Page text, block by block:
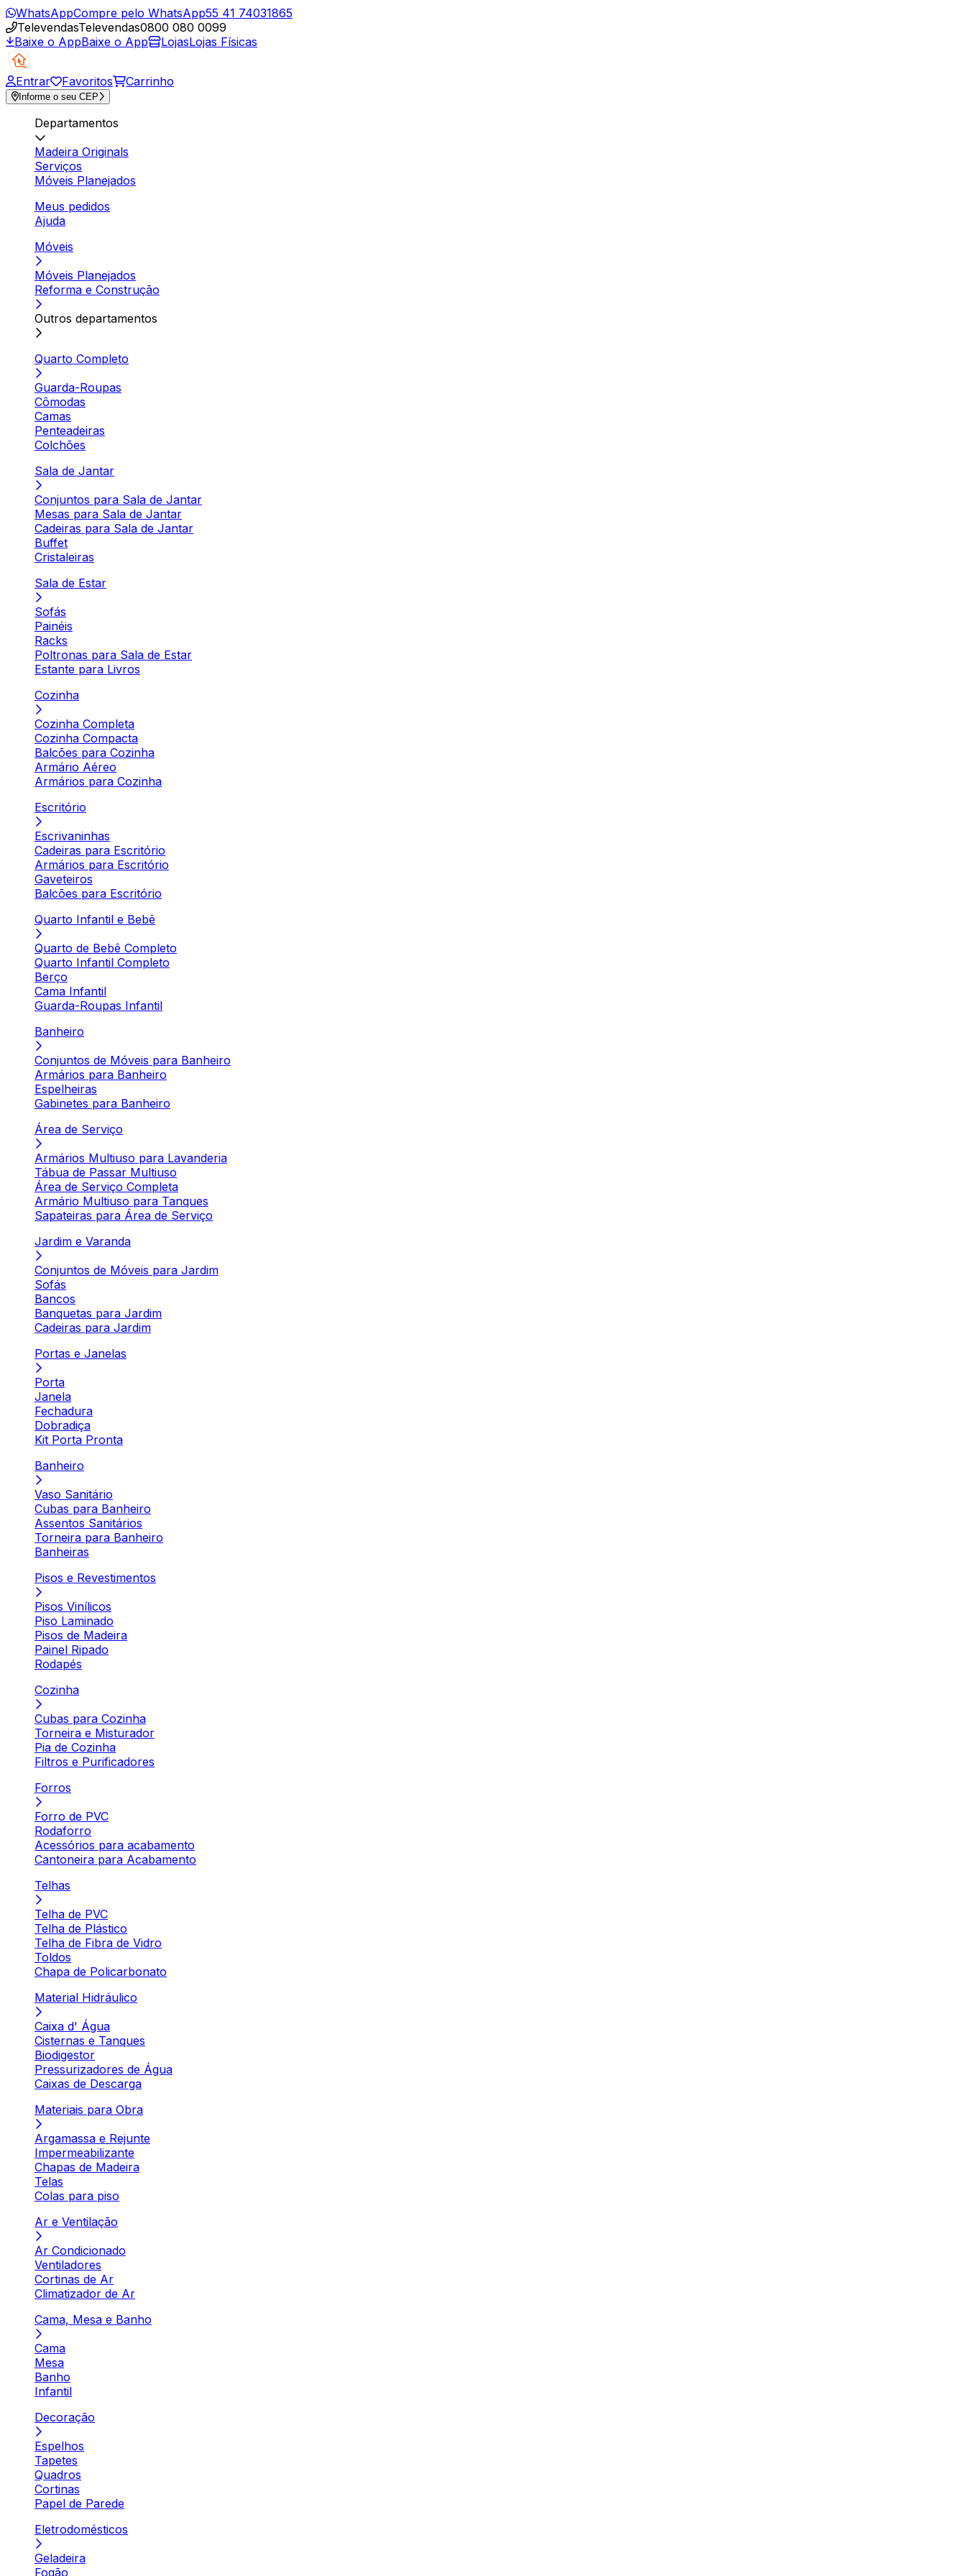
WhatsAppCompre pelo WhatsApp55 41 74031865
TelevendasTelevendas0800 080 0099
Baixe o AppBaixe o App LojasLojas Físicas
Entrar Favoritos Carrinho
Informe o seu CEP
Departamentos
Madeira Originals
Serviços
Móveis Planejados
Meus pedidos
Ajuda
Móveis
Móveis Planejados
Reforma e Construção
Outros departamentos
Quarto Completo
Guarda-Roupas
Cômodas
Camas
Penteadeiras
Colchões
Sala de Jantar
Conjuntos para Sala de Jantar
Mesas para Sala de Jantar
Cadeiras para Sala de Jantar
Buffet
Cristaleiras
Sala de Estar
Sofás
Painéis
Racks
Poltronas para Sala de Estar
Estante para Livros
Cozinha
Cozinha Completa
Cozinha Compacta
Balcões para Cozinha
Armário Aéreo
Armários para Cozinha
Escritório
Escrivaninhas
Cadeiras para Escritório
Armários para Escritório
Gaveteiros
Balcões para Escritório
Quarto Infantil e Bebê
Quarto de Bebê Completo
Quarto Infantil Completo
Berço
Cama Infantil
Guarda-Roupas Infantil
Banheiro
Conjuntos de Móveis para Banheiro
Armários para Banheiro
Espelheiras
Gabinetes para Banheiro
Área de Serviço
Armários Multiuso para Lavanderia
Tábua de Passar Multiuso
Área de Serviço Completa
Armário Multiuso para Tanques
Sapateiras para Área de Serviço
Jardim e Varanda
Conjuntos de Móveis para Jardim
Sofás
Bancos
Banquetas para Jardim
Cadeiras para Jardim
Portas e Janelas
Porta
Janela
Fechadura
Dobradiça
Kit Porta Pronta
Banheiro
Vaso Sanitário
Cubas para Banheiro
Assentos Sanitários
Torneira para Banheiro
Banheiras
Pisos e Revestimentos
Pisos Vinílicos
Piso Laminado
Pisos de Madeira
Painel Ripado
Rodapés
Cozinha
Cubas para Cozinha
Torneira e Misturador
Pia de Cozinha
Filtros e Purificadores
Forros
Forro de PVC
Rodaforro
Acessórios para acabamento
Cantoneira para Acabamento
Telhas
Telha de PVC
Telha de Plástico
Telha de Fibra de Vidro
Toldos
Chapa de Policarbonato
Material Hidráulico
Caixa d' Água
Cisternas e Tanques
Biodigestor
Pressurizadores de Água
Caixas de Descarga
Materiais para Obra
Argamassa e Rejunte
Impermeabilizante
Chapas de Madeira
Telas
Colas para piso
Ar e Ventilação
Ar Condicionado
Ventiladores
Cortinas de Ar
Climatizador de Ar
Cama, Mesa e Banho
Cama
Mesa
Banho
Infantil
Decoração
Espelhos
Tapetes
Quadros
Cortinas
Papel de Parede
Eletrodomésticos
Geladeira
Fogão